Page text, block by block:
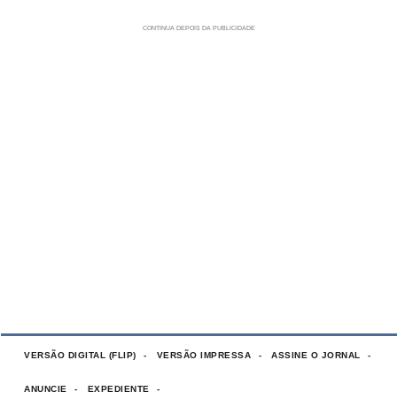
VERSÃO DIGITAL (FLIP) VERSÃO IMPRESSA ASSINE O JORNAL
ANUNCIE EXPEDIENTE